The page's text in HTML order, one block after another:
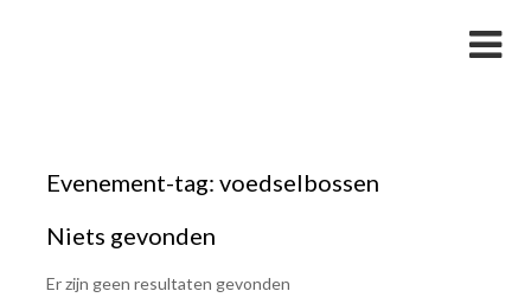
Evenement-tag: voedselbossen
Niets gevonden
Er zijn geen resultaten gevonden